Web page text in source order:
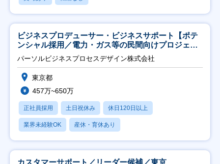
ビジネスプロデューサー・ビジネスサポート【ポテ
ンシャル採用／電力・ガス等の民間向けプロジェク
ト推進】
パーソルビジネスプロセスデザイン株式会社
東京都
457万~650万
正社員採用 土日祝休み 休日120日以上
業界未経験OK 産休・育休あり